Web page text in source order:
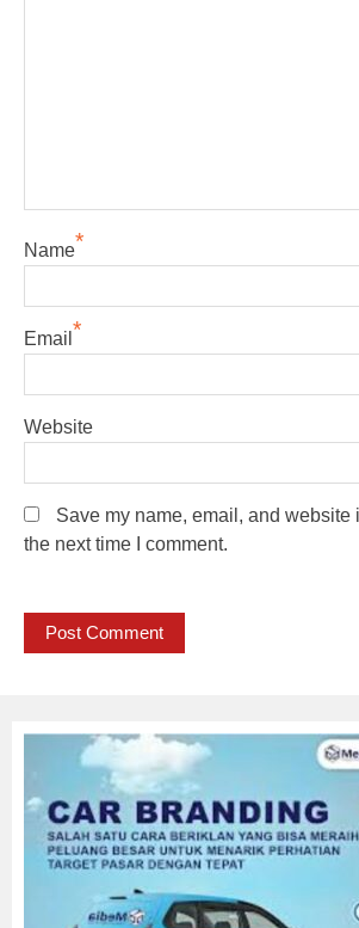
Name*
Email *
Website
Save my name, email, and website
the next time I comment.